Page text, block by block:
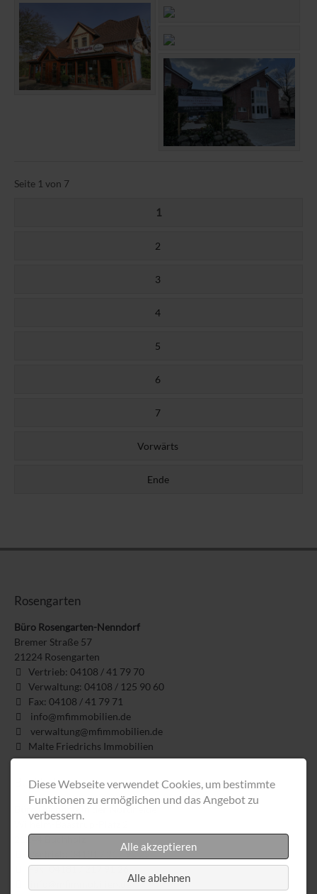
Seite 1 von 7
1
2
3
4
5
6
7
Vorwärts
Ende
Rosengarten
Büro Rosengarten-Nenndorf
Bremer Straße 57
21224 Rosengarten
Vertrieb: 04108 / 41 79 70
Verwaltung: 04108 / 125 90 60
Fax: 04108 / 41 79 71
info@mfimmobilien.de
verwaltung@mfimmobilien.de
Malte Friedrichs Immobilien
Buchholz
Büro Buchholz in der Nordheide
21244
Vertrieb: 04181 / 217 91 29
Fax: 04181 / 217 91 26
info@mfimmobilien.de
Diese Webseite verwendet Cookies, um bestimmte
Funktionen zu ermöglichen und das Angebot zu
verbessern.
Alle akzeptieren
Alle ablehnen